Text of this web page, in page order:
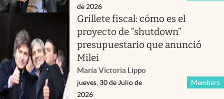
de 2026
Grillete fiscal: cómo es el
proyecto de “shutdown”
presupuestario que anunció
Milei
María Victoria Lippo
Members
jueves, 30 de Julio de
2026